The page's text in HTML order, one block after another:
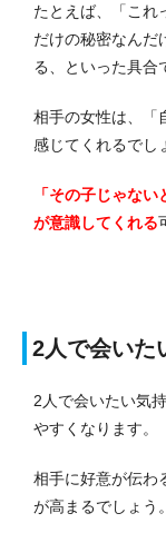
たとえば、「これ
だけの秘密なんだ
る、といった具合
相手の女性は、「
感じてくれるでし
「その子じゃな
が意識してくれる
2人で会いた
2人で会いたい気
やすくなります。
相手に好意が伝わ
が高まるでしょう。